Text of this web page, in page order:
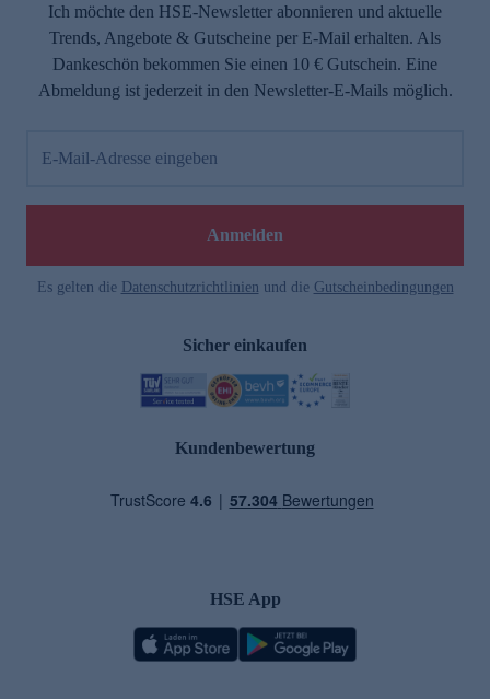
Ich möchte den HSE-Newsletter abonnieren und aktuelle
Trends, Angebote & Gutscheine per E-Mail erhalten. Als
Dankeschön bekommen Sie einen 10 € Gutschein. Eine
Abmeldung ist jederzeit in den Newsletter-E-Mails möglich.
E-Mail-Adresse eingeben
Anmelden
Es gelten die Datenschutzrichtlinien und die Gutscheinbedingungen
Sicher einkaufen
Kundenbewertung
HSE App